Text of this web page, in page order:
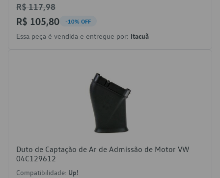
R$ 117,98
R$ 105,80 -10% OFF
Essa peça é vendida e entregue por: Itacuã
Duto de Captação de Ar de Admissão de Motor VW
04C129612
Compatibilidade: Up!